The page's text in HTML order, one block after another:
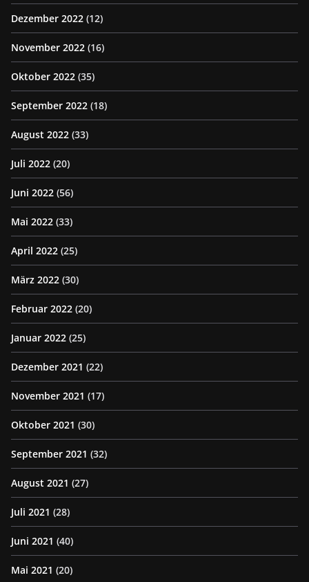
Dezember 2022 (12)
November 2022 (16)
Oktober 2022 (35)
September 2022 (18)
August 2022 (33)
Juli 2022 (20)
Juni 2022 (56)
Mai 2022 (33)
April 2022 (25)
März 2022 (30)
Februar 2022 (20)
Januar 2022 (25)
Dezember 2021 (22)
November 2021 (17)
Oktober 2021 (30)
September 2021 (32)
August 2021 (27)
Juli 2021 (28)
Juni 2021 (40)
Mai 2021 (20)